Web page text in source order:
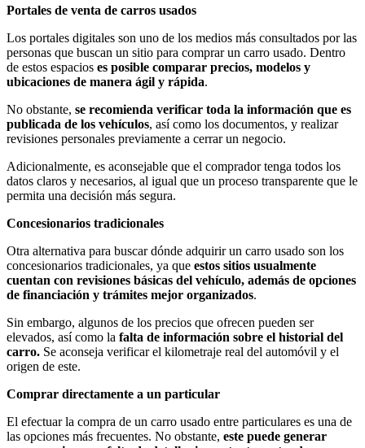
Portales de venta de carros usados
Los portales digitales son uno de los medios más consultados por las
personas que buscan un sitio para comprar un carro usado. Dentro
de estos espacios es posible comparar precios, modelos y
ubicaciones de manera ágil y rápida.
No obstante, se recomienda verificar toda la información que es
publicada de los vehículos, así como los documentos, y realizar
revisiones personales previamente a cerrar un negocio.
Adicionalmente, es aconsejable que el comprador tenga todos los
datos claros y necesarios, al igual que un proceso transparente que le
permita una decisión más segura.
Concesionarios tradicionales
Otra alternativa para buscar dónde adquirir un carro usado son los
concesionarios tradicionales, ya que estos sitios usualmente
cuentan con revisiones básicas del vehículo, además de opciones
de financiación y trámites mejor organizados.
Sin embargo, algunos de los precios que ofrecen pueden ser
elevados, así como la falta de información sobre el historial del
carro. Se aconseja verificar el kilometraje real del automóvil y el
origen de este.
Comprar directamente a un particular
El efectuar la compra de un carro usado entre particulares es una de
las opciones más frecuentes. No obstante, este puede generar